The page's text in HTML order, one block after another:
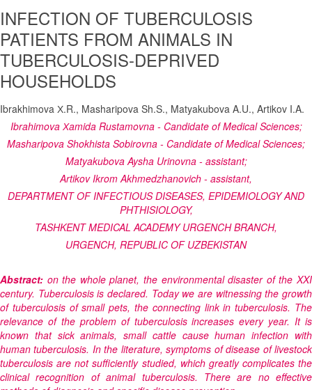
INFECTION OF TUBERCULOSIS
PATIENTS FROM ANIMALS IN
TUBERCULOSIS-DEPRIVED
HOUSEHOLDS
Ibrakhimova Х.R., Masharipova Sh.S., Matyakubova A.U., Artikov I.A.
Ibrahimova Хamida Rustamovna - Candidate of Medical Sciences;
Masharipova Shokhista Sobirovna - Candidate of Medical Sciences;
Matyakubova Aysha Urinovna - assistant;
Artikov Ikrom Akhmedzhanovich - assistant,
DEPARTMENT OF INFECTIOUS DISEASES, EPIDEMIOLOGY AND
PHTHISIOLOGY,
TASHKENT MEDICAL ACADEMY URGENCH BRANCH,
URGENCH, REPUBLIC OF UZBEKISTAN
Abstract: on the whole planet, the environmental disaster of the XXI
century. Tuberculosis is declared. Today we are witnessing the growth
of tuberculosis of small pets, the connecting link in tuberculosis. The
relevance of the problem of tuberculosis increases every year. It is
known that sick animals, small cattle cause human infection with
human tuberculosis. In the literature, symptoms of disease of livestock
tuberculosis are not sufficiently studied, which greatly complicates the
clinical recognition of animal tuberculosis. There are no effective